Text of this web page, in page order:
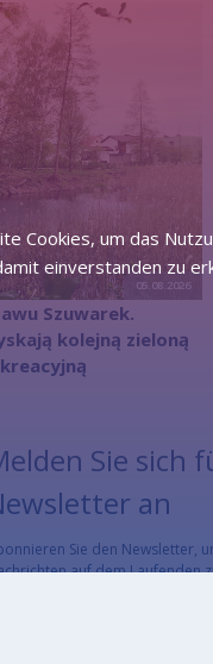
05.08.2026
Szuwarek.
kolejną zieloną
Sie sich
an
Sie den Newsletter,
auf dem Laufenden
Cookies, um das
einverstanden zu